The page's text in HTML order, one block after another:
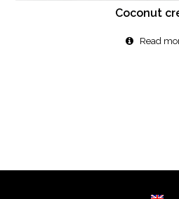
Coconut
Read